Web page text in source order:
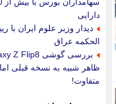
دارایی
دیدار وزیر علوم ایران با
الحکمه عراق
ظاهر شبیه به نسخه قبلی
متفاوت!